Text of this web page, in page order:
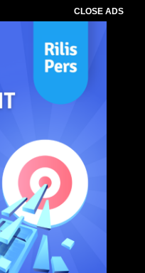
CLOSE ADS